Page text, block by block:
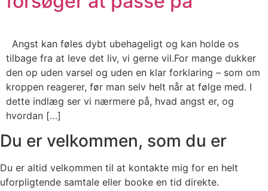
Angst kan føles dybt ubehageligt og kan holde os
tilbage fra at leve det liv, vi gerne vil.For mange dukker
den op uden varsel og uden en klar forklaring – som om
kroppen reagerer, før man selv helt når at følge med. I
dette indlæg ser vi nærmere på, hvad angst er, og
hvordan […]
Du er velkommen, som du er
Du er altid velkommen til at kontakte mig for en helt
uforpligtende samtale eller booke en tid direkte.